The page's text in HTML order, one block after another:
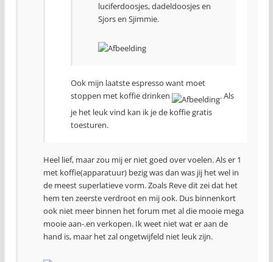
luciferdoosjes, dadeldoosjes en
Sjors en Sjimmie.
Ook mijn laatste espresso want moet
stoppen met koffie drinken
. Als
je het leuk vind kan ik je de koffie gratis
toesturen.
Heel lief, maar zou mij er niet goed over voelen. Als er 1
met koffie(apparatuur) bezig was dan was jij het wel in
de meest superlatieve vorm. Zoals Reve dit zei dat het
hem ten zeerste verdroot en mij ook. Dus binnenkort
ook niet meer binnen het forum met al die mooie mega
mooie aan-.en verkopen. Ik weet niet wat er aan de
hand is, maar het zal ongetwijfeld niet leuk zijn.